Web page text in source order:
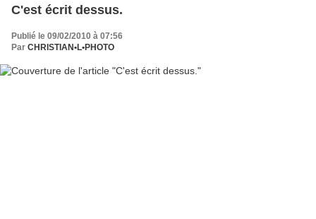
C'est écrit dessus.
Publié le 09/02/2010 à 07:56
Par CHRISTIAN•L•PHOTO